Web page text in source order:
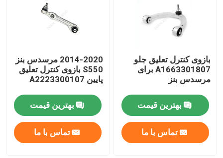
بازوی کنترل تعلیق جلو
A1663301807 برای
مرسدس بنز
بهترین قیمت
تماس با ما
2014-2020 مرسدس بنز
S550 بازوی کنترل تعلیق
پایین A2223300107
بهترین قیمت
تماس با ما